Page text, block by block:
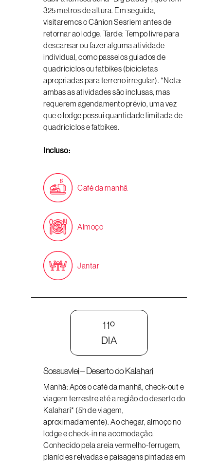
325 metros de altura. Em seguida,
visitaremos o Cânion Sesriem antes de
retornar ao lodge. Tarde: Tempo livre para
descansar ou fazer alguma atividade
individual, como passeios guiados de
quadriciclos ou fatbikes (bicicletas
apropriadas para terreno irregular). *Nota:
ambas as atividades são inclusas, mas
requerem agendamento prévio, uma vez
que o lodge possui quantidade limitada de
quadriciclos e fatbikes.
Incluso:
Café da manhã
Almoço
Jantar
11º
DIA
Sossusvlei – Deserto do Kalahari
Manhã: Após o café da manhã, check-out e
viagem terrestre até a região do deserto do
Kalahari* (5h de viagem,
aproximadamente). Ao chegar, almoço no
lodge e check-in na acomodação.
Conhecido pela areia vermelho-ferrugem,
planícies relvadas e paisagens pintadas em